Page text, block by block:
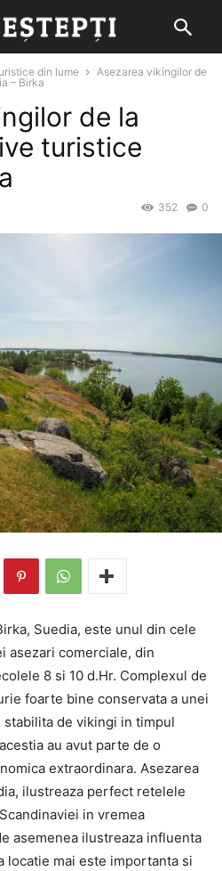
din lume
Asezarea vikingilor de
– Birka
de la
turistice
0
352
Suedia, este unul din cele
asezari comerciale, din
8 si 10 d.Hr. Complexul de
foarte bine conservata a unei
de vikingi in timpul
au avut parte de o
extraordinara. Asezarea
ilustreaza perfect retelele
in vremea
asemenea ilustreaza influenta
locatie mai este importanta si